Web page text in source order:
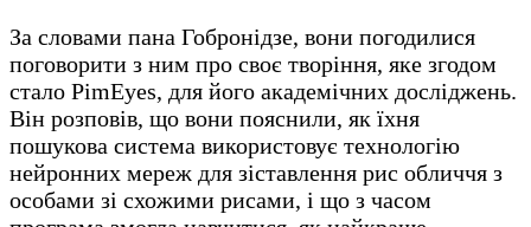
За словами пана Гобронідзе, вони погодилися
поговорити з ним про своє творіння, яке згодом
стало PimEyes, для його академічних досліджень.
Він розповів, що вони пояснили, як їхня
пошукова система використовує технологію
нейронних мереж для зіставлення рис обличчя з
особами зі схожими рисами, і що з часом